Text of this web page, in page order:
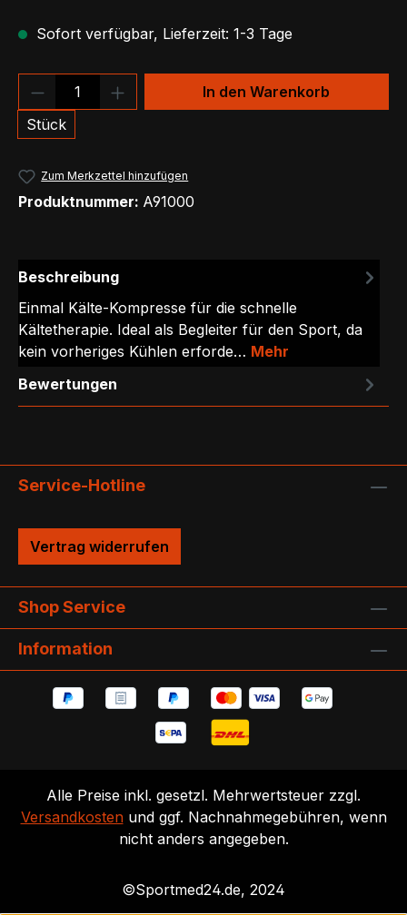
Sofort verfügbar, Lieferzeit: 1-3 Tage
Produkt Anzahl: Gib den
Stück
In den Warenkorb
Zum Merkzettel hinzufügen
Produktnummer: A91000
Beschreibung
Einmal Kälte-Kompresse für die schnelle
Kältetherapie. Ideal als Begleiter für den Sport, da
kein vorheriges Kühlen erforde… Mehr
Bewertungen
Service-Hotline
Vertrag widerrufen
Shop Service
Information
Alle Preise inkl. gesetzl. Mehrwertsteuer zzgl.
Versandkosten und ggf. Nachnahmegebühren, wenn
nicht anders angegeben.
©Sportmed24.de, 2024